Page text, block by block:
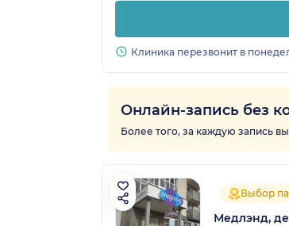
Клиника перезвонит в
Онлайн-запись без
Более того, за каждую запись
Выбор
Медлэнд,